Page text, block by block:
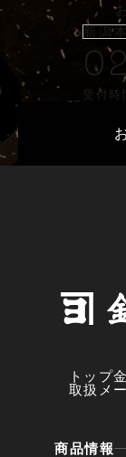
新潟
受付
トップ
取扱メ
商品情報